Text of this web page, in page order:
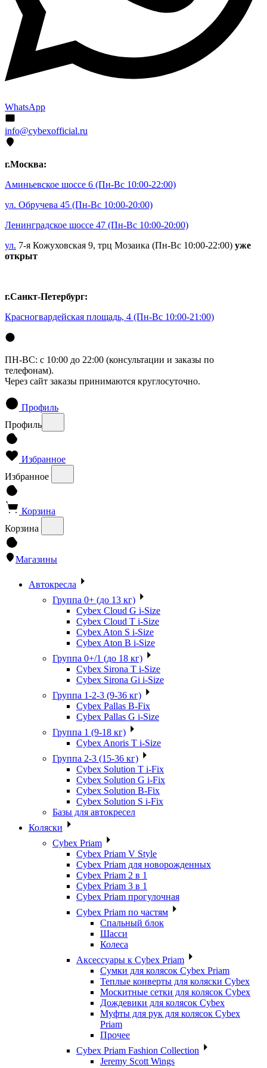
WhatsApp
info@cybexofficial.ru
г.Москва:
Аминьевское шоссе 6 (Пн-Вс 10:00-22:00)
ул. Обручева 45 (Пн-Вс 10:00-20:00)
Ленинградское шоссе 47 (Пн-Вс 10:00-20:00)
ул. 7-я Кожуховская 9, трц Мозаика (Пн-Вс 10:00-22:00) уже
открыт
г.Санкт-Петербург:
Красногвардейская площадь, 4 (Пн-Вс 10:00-21:00)
ПН-ВС: с 10:00 до 22:00 (консультации и заказы по
телефонам).
Через сайт заказы принимаются круглосуточно.
Профиль
Профиль
Избранное
Избранное
Корзина
Корзина
Магазины
Автокресла
Группа 0+ (до 13 кг)
Cybex Cloud G i-Size
Cybex Cloud T i-Size
Cybex Aton S i-Size
Cybex Aton B i-Size
Группа 0+/1 (до 18 кг)
Cybex Sirona T i-Size
Cybex Sirona Gi i-Size
Группа 1-2-3 (9-36 кг)
Cybex Pallas B-Fix
Cybex Pallas G i-Size
Группа 1 (9-18 кг)
Cybex Anoris T i-Size
Группа 2-3 (15-36 кг)
Cybex Solution T i-Fix
Cybex Solution G i-Fix
Cybex Solution B-Fix
Cybex Solution S i-Fix
Базы для автокресел
Коляски
Cybex Priam
Cybex Priam V Style
Cybex Priam для новорожденных
Cybex Priam 2 в 1
Cybex Priam 3 в 1
Cybex Priam прогулочная
Cybex Priam по частям
Спальный блок
Шасси
Колеса
Аксессуары к Cybex Priam
Сумки для колясок Cybex Priam
Теплые конверты для коляски Cybex
Москитные сетки для колясок Cybex
Дождевики для колясок Cybex
Муфты для рук для колясок Cybex
Priam
Прочее
Cybex Priam Fashion Collection
Jeremy Scott Wings